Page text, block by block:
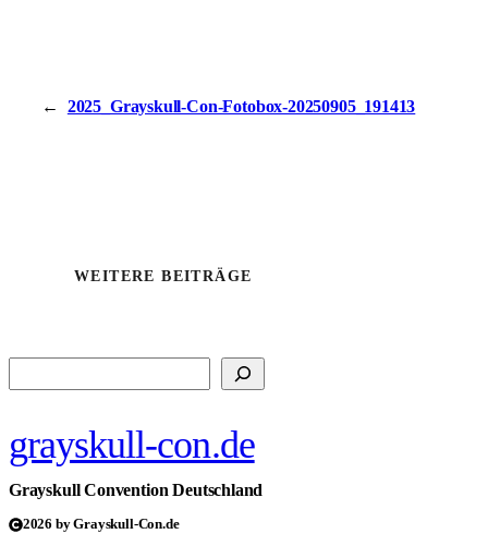
← 2025_Grayskull-Con-Fotobox-20250905_191413
WEITERE BEITRÄGE
grayskull-con.de
Grayskull Convention Deutschland
2026 by Grayskull-Con.de